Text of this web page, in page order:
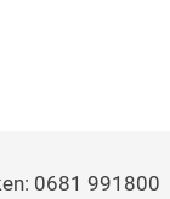
0681 991800